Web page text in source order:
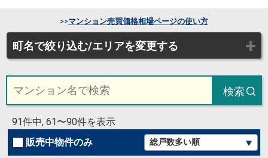
町名で絞り込む/エリアを変更する
>>マンション売買価格相場ページの使い方
検索
91件中, 61〜90件を表示
販売中物件のみ